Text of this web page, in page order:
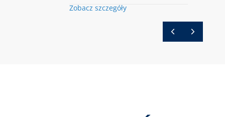
Zobacz szczegóły